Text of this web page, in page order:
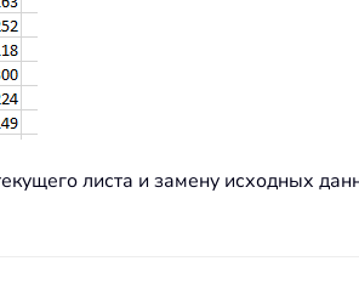
листа и замену исходных